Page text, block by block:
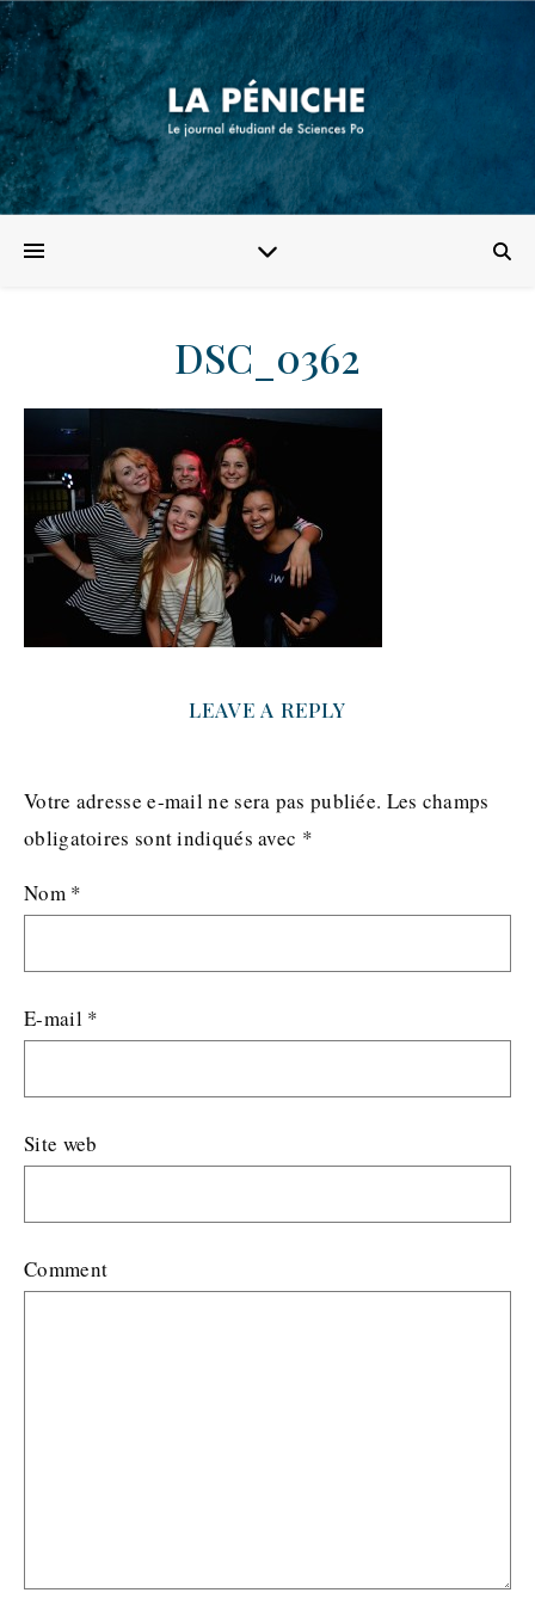
DSC_0362
LEAVE A REPLY
Votre adresse e-mail ne sera pas publiée. Les champs
obligatoires sont indiqués avec *
Nom *
E-mail *
Site web
Comment